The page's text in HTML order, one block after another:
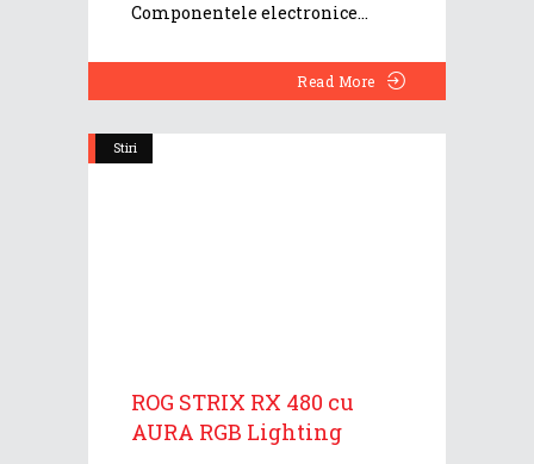
Componentele electronice
Read More
Stiri
ROG STRIX RX 480 cu
AURA RGB Lighting